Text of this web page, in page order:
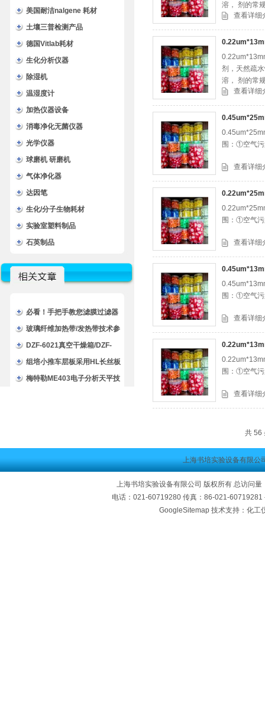
美国耐洁nalgene 耗材
土壤三普检测产品
德国Vitlab耗材
生化分析仪器
除湿机
温湿度计
加热仪器设备
消毒净化无菌仪器
光学仪器
球磨机 研磨机
气体净化器
达因笔
生化/分子生物耗材
实验室塑料制品
石英制品
必看！手把手教您滤膜过滤器
的正确安装方法
玻璃纤维加热带/发热带技术参
数
DZF-6021真空干燥箱/DZF-
6021一恒真空干燥箱/DZF-
6021干燥箱
组培小推车层板采用HL长丝板
高质整洁便于清洗
梅特勒ME403电子分析天平技
溶， 剂的常
查看详细
剂，天然疏
溶， 剂的常
查看详细
围：①空气
查看详细
围：①空气
查看详细
围：①空气
查看详细
围：①空气
查看详细
共 56
上海书培实验设备有限公
上海书培实验设备有限公司 版权所有 总访问量
电话：021-60719280 传真：86-021-
GoogleSitemap技术支持：化工